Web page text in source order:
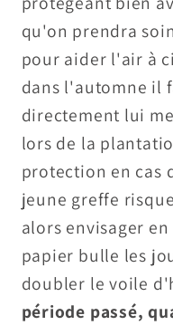
qu'on prendra
pour aider l'air à
dans l'automne il
directement lui
lors de la
protection en cas
jeune greffe
alors envisager
papier bulle les
doubler le voile
période passé,